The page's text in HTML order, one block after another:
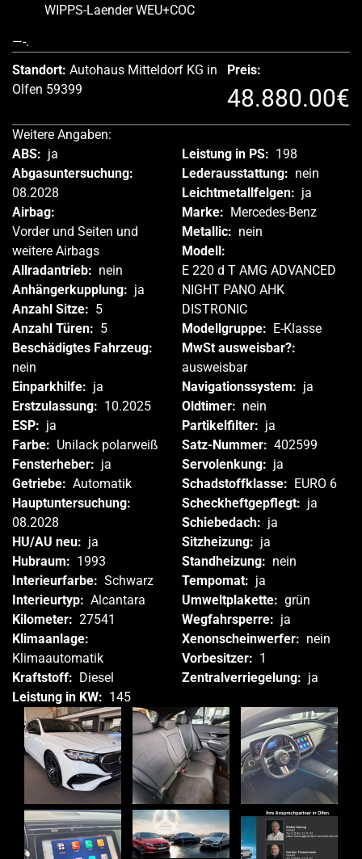
WIPPS-Laender WEU+COC
—-.
Standort: Autohaus Mitteldorf KG in
Olfen 59399
Preis:
48.880.00€
Weitere Angaben:
ABS: ja
Abgasuntersuchung:
08.2028
Airbag:
Vorder und Seiten und
weitere Airbags
Allradantrieb: nein
Anhängerkupplung: ja
Anzahl Sitze: 5
Anzahl Türen: 5
Beschädigtes Fahrzeug:
nein
Einparkhilfe: ja
Erstzulassung: 10.2025
ESP: ja
Farbe: Unilack polarweiß
Fensterheber: ja
Getriebe: Automatik
Hauptuntersuchung:
08.2028
HU/AU neu: ja
Hubraum: 1993
Interieurfarbe: Schwarz
Interieurtyp: Alcantara
Kilometer: 27541
Klimaanlage:
Klimaautomatik
Kraftstoff: Diesel
Leistung in KW: 145
Leistung in PS: 198
Lederausstattung: nein
Leichtmetallfelgen: ja
Marke: Mercedes-Benz
Metallic: nein
Modell:
E 220 d T AMG ADVANCED
NIGHT PANO AHK
DISTRONIC
Modellgruppe: E-Klasse
MwSt ausweisbar?:
ausweisbar
Navigationssystem: ja
Oldtimer: nein
Partikelfilter: ja
Satz-Nummer: 402599
Servolenkung: ja
Schadstoffklasse: EURO 6
Scheckheftgepflegt: ja
Schiebedach: ja
Sitzheizung: ja
Standheizung: nein
Tempomat: ja
Umweltplakette: grün
Wegfahrsperre: ja
Xenonscheinwerfer: nein
Vorbesitzer: 1
Zentralverriegelung: ja